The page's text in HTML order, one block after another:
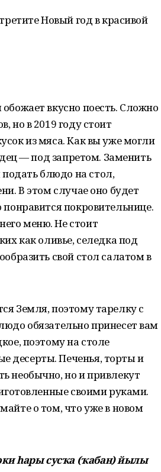
Новый год в красивой
вкусно поесть. Сложно
но в 2019 году стоит
из мяса. Как вы уже могли
— под запретом. Заменить
блюдо на стол,
В этом случае оно будет
покровительнице.
меню. Не стоит
как оливье, селедка под
свой стол салатом в
Земля, поэтому тарелку с
обязательно принесет вам
поэтому на столе
десерты. Печенья, торты и
необычно, но и привлекут
своими руками.
о том, что уже в новом
һары сусҡа (ҡабан) йылы